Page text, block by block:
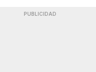
PUBLICIDAD